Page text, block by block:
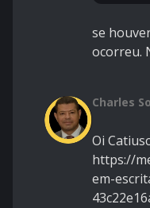
se
ocorreu.
Charles
Oi
https://
em-